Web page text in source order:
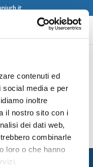
contenuti ed
social media e per
inoltre
il nostro sito con i
dei dati web,
combinarle
loro o che hanno
Price, Carlos
Estudios sobre
de Justicia y
Buenos Aires,
Literature